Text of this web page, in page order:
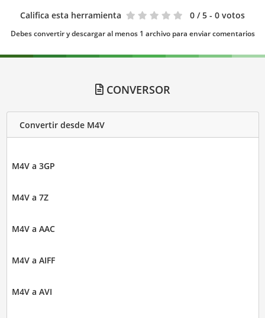
Califica esta herramienta 0 / 5 - 0 votos
Debes convertir y descargar al menos 1 archivo para enviar comentarios
CONVERSOR
Convertir desde M4V
M4V a 3GP
M4V a 7Z
M4V a AAC
M4V a AIFF
M4V a AVI